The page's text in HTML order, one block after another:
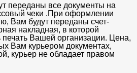
переданы все документы на
чеки .При оформлении
Вам будут переданы счет-
накладная, в которой
печать Вашей организации. Цена,
Вам курьером документах,
курьер не обладает правом